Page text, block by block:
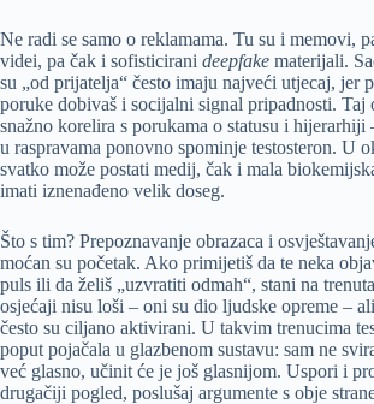
Ne radi se samo o reklamama. Tu su i memovi,
videi, pa čak i sofisticirani deepfake materijali.
su „od prijatelja“ često imaju najveći utjecaj, jer
poruke dobivaš i socijalni signal pripadnosti. Taj
snažno korelira s porukama o statusu i hijerarhiji
u raspravama ponovno spominje testosteron. U
svatko može postati medij, čak i mala
imati iznenađeno velik doseg.
Što s tim? Prepoznavanje obrazaca i
moćan su početak. Ako primijetiš da te neka
puls ili da želiš „uzvratiti odmah“, stani na
osjećaji nisu loši – oni su dio ljudske opreme –
često su ciljano aktivirani. U takvim trenucima
poput pojačala u glazbenom sustavu: sam ne
već glasno, učinit će je još glasnijom. Uspori i
drugačiji pogled, poslušaj argumente s obje